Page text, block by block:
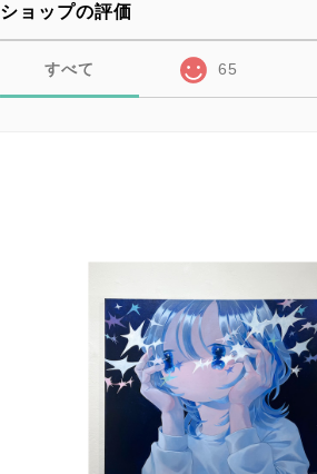
ショップの評価
すべて 65